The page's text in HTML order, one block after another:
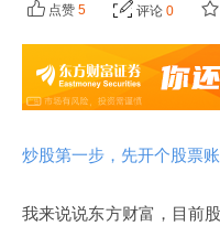
点赞 5 评论 0
炒股第一步，先开个股票
我来说说东方财富，目前